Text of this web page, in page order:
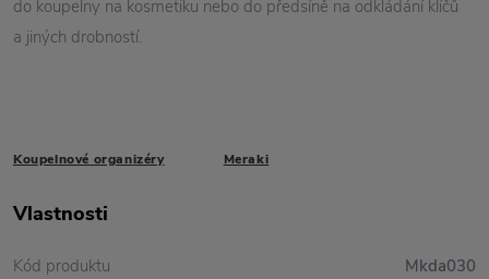
do koupelny na kosmetiku nebo do předsíně na odkládání klíčů
a jiných drobností.
Koupelnové organizéry Meraki
Vlastnosti
Kód produktu Mkda030